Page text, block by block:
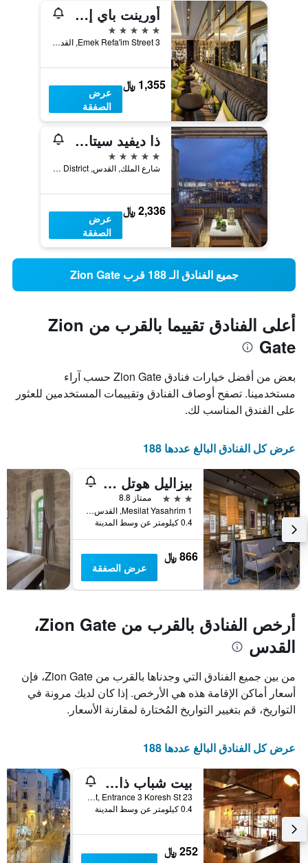
أورينت باي إزروتيل إكسكلوسف
5 نجوم
3 Emek Refa'im Street, القدس, Jerusalem District, اسرائيل
1,355 ﷼
عرض
الصفقة
ذا ديفيد سيتاديل القدس
5 نجوم
شارع الملك, القدس, Jerusalem District, اسرائيل
2,336 ﷼
عرض
الصفقة
جميع الفنادق الـ 188 قرب Zion Gate
أعلى الفنادق تقييما بالقرب من Zion
Gate
بعض من أفضل خيارات فنادق Zion Gate حسب آراء
مستخدمينا. تصفح أوصاف الفنادق وتقييمات المستخدمين للعثور
على الفندق المناسب لك.
عرض كل الفنادق البالغ عددها 188
بيزاليل هوتل آن أتلاس بوتيك
3 نجوم
ممتاز 8.8
Mesilat Yasahrim 1, القدس, Jerusalem District, اسرائيل
0.4 كيلومتر عن وسط المدينة
866 ﷼
عرض الصفقة
أرخص الفنادق بالقرب من Zion Gate،
القدس
من بين جميع الفنادق التي وجدناها بالقرب من Zion Gate، فإن
أسعار أماكن الإقامة هذه هي الأرخص. إذا كان لديك مرونة في
التواريخ، قم بتغيير التواريخ المُختارة لمقارنة الأسعار.
عرض كل الفنادق البالغ عددها 188
بيت شباب ذا بوست القدس
23 Jaffa Street, Entrance 3 Koresh St, القدس, Jerusalem District, اسرائيل
0.4 كيلومتر عن وسط المدينة
252 ﷼